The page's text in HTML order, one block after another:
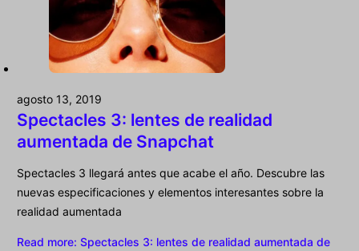
agosto 13, 2019
Spectacles 3: lentes de realidad
aumentada de Snapchat
Spectacles 3 llegará antes que acabe el año. Descubre las
nuevas especificaciones y elementos interesantes sobre la
realidad aumentada
Read more: Spectacles 3: lentes de realidad aumentada de